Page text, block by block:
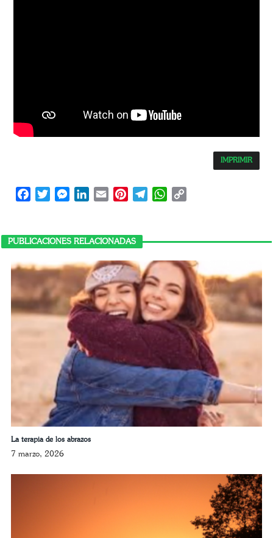
IMPRIMIR
FacebookTwitterMessengerLinkedIn
Email PinterestTelegramWhatsApp
PUBLICACIONES RELACIONADAS
La terapia de los abrazos
7 marzo, 2026